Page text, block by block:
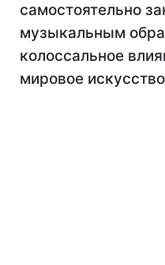
самостоятельно
музыкальным
колоссальное
мировое